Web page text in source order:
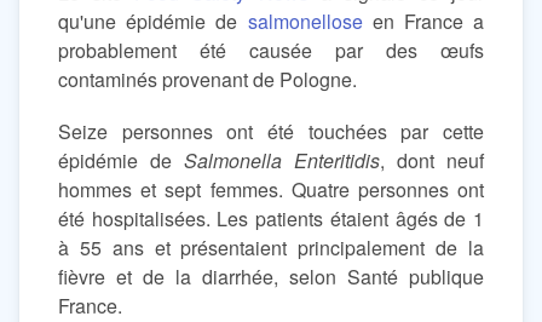
qu'une épidémie de salmonelloseen France a
probablement été causée par des œufs
contaminés provenant de Pologne.
Seize personnes ont été touchées par cette
épidémie de Salmonella Enteritidis, dont neuf
hommes et sept femmes. Quatre personnes ont
été hospitalisées. Les patients étaient âgés de 1
à 55 ans et présentaient principalement de la
fièvre et de la diarrhée, selon Santé publique
France.